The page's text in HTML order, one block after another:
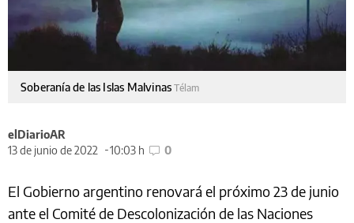
Soberanía de las Islas MalvinasTélam
elDiarioAR
13 de junio de 2022
10:03 h 0
El Gobierno argentino renovará el próximo 23 de junio
ante el Comité de Descolonización de las Naciones